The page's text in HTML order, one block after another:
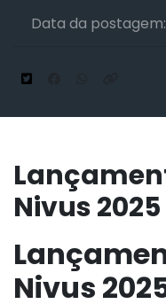
Data da
Nivus 2025
Nivus